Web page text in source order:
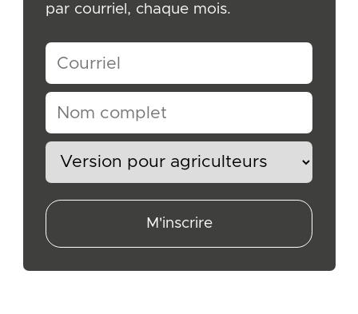
par courriel, chaque mois.
M'inscrire